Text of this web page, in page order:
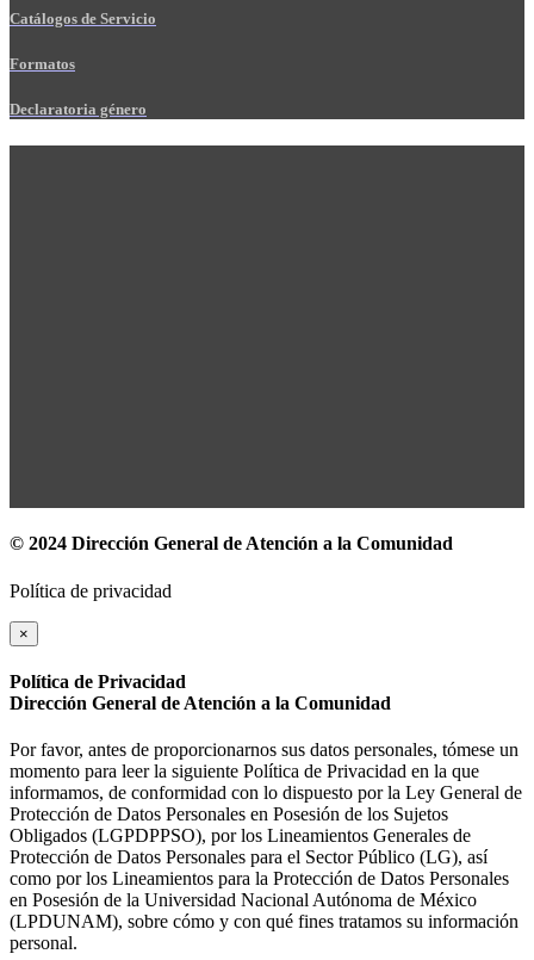
Catálogos de Servicio
Formatos
Declaratoria género
© 2024 Dirección General de Atención a la Comunidad
Política de privacidad
×
Política de Privacidad
Dirección General de Atención a la Comunidad
Por favor, antes de proporcionarnos sus datos personales, tómese un
momento para leer la siguiente Política de Privacidad en la que
informamos, de conformidad con lo dispuesto por la Ley General de
Protección de Datos Personales en Posesión de los Sujetos
Obligados (LGPDPPSO), por los Lineamientos Generales de
Protección de Datos Personales para el Sector Público (LG), así
como por los Lineamientos para la Protección de Datos Personales
en Posesión de la Universidad Nacional Autónoma de México
(LPDUNAM), sobre cómo y con qué fines tratamos su información
personal.